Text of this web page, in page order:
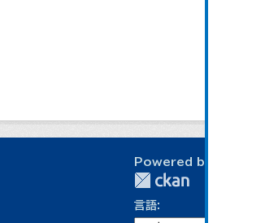
Powered by
言語